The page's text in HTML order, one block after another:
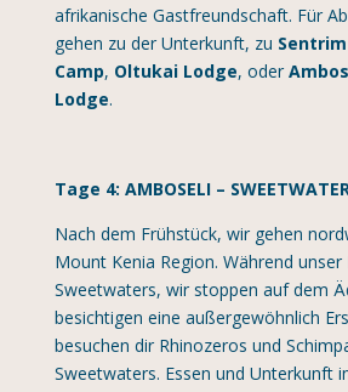
afrikanische Gastfreundschaft. Für
gehen zu der Unterkunft, zu
Camp, Oltukai Lodge, oder
Lodge.
Tage 4: AMBOSELI –
Nach dem Frühstück, wir gehen
Mount Kenia Region. Während unser
Sweetwaters, wir stoppen auf dem
besichtigen eine außergewöhnlich
besuchen dir Rhinozeros und
Sweetwaters. Essen und Unterkunft